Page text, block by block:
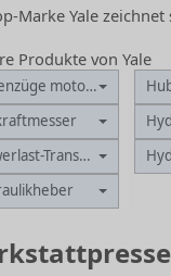
Marke Yale
Produkte von Yale
motorisch
Transportsysteme